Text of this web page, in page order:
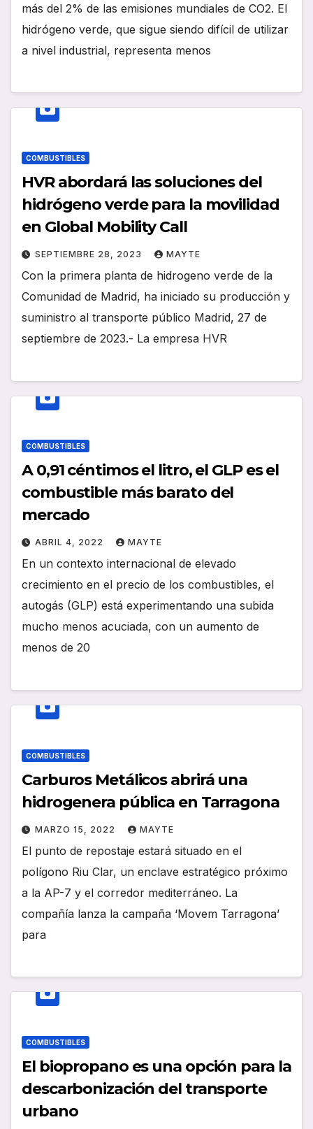
más del 2% de las emisiones mundiales de CO2. El
hidrógeno verde, que sigue siendo difícil de utilizar
a nivel industrial, representa menos
COMBUSTIBLES
HVR abordará las soluciones del
hidrógeno verde para la movilidad
en Global Mobility Call
SEPTIEMBRE 28, 2023 MAYTE
Con la primera planta de hidrogeno verde de la
Comunidad de Madrid, ha iniciado su producción y
suministro al transporte público Madrid, 27 de
septiembre de 2023.- La empresa HVR
COMBUSTIBLES
A 0,91 céntimos el litro, el GLP es el
combustible más barato del
mercado
ABRIL 4, 2022 MAYTE
En un contexto internacional de elevado
crecimiento en el precio de los combustibles, el
autogás (GLP) está experimentando una subida
mucho menos acuciada, con un aumento de
menos de 20
COMBUSTIBLES
Carburos Metálicos abrirá una
hidrogenera pública en Tarragona
MARZO 15, 2022 MAYTE
El punto de repostaje estará situado en el
polígono Riu Clar, un enclave estratégico próximo
a la AP-7 y el corredor mediterráneo. La
compañía lanza la campaña ‘Movem Tarragona’
para
COMBUSTIBLES
El biopropano es una opción para la
descarbonización del transporte
urbano